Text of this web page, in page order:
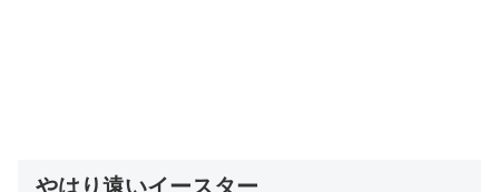
やはり遠いイースター